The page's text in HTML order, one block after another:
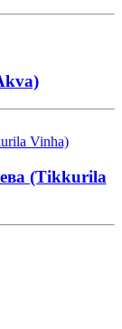
(Tikkurila